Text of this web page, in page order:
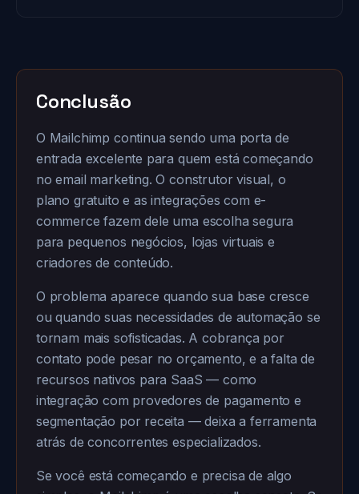
Conclusão
O Mailchimp continua sendo uma porta de
entrada excelente para quem está começando
no email marketing. O construtor visual, o
plano gratuito e as integrações com e-
commerce fazem dele uma escolha segura
para pequenos negócios, lojas virtuais e
criadores de conteúdo.
O problema aparece quando sua base cresce
ou quando suas necessidades de automação se
tornam mais sofisticadas. A cobrança por
contato pode pesar no orçamento, e a falta de
recursos nativos para SaaS — como
integração com provedores de pagamento e
segmentação por receita — deixa a ferramenta
atrás de concorrentes especializados.
Se você está começando e precisa de algo